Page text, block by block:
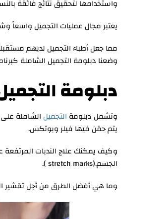
واستخدامها لتحقيق نتائج فائقة
يعتبر مجال عمليات التجميل واسعاً
مما جعل أطباء التجميل لديهم
وضعنا دبلومة التجميل الشاملة
دبلومة
وتشمل دبلومة التجميل الشاملة على
يتم حقن فيها فيلر وبوتكس.
وكيف يمكنك علاج الندبات المرتفعة
الجسم.(stretch marks ).
وما هي أفضل الطرق من أجل تقشير